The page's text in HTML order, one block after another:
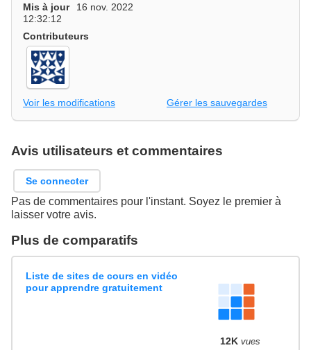
Mis à jour
16 nov. 2022
12:32:12
Contributeurs
Voir les modifications Gérer les sauvegardes
Avis utilisateurs et commentaires
Se connecter
Pas de commentaires pour l'instant. Soyez le premier à
laisser votre avis.
Plus de comparatifs
Liste de sites de cours en vidéo
pour apprendre gratuitement
12K vues